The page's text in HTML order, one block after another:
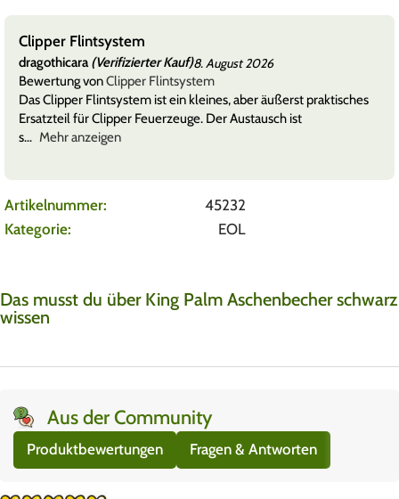
Clipper Flintsystem
dragothicara(Verifizierter Kauf)8. August 2026
Bewertung vonClipper Flintsystem
Das Clipper Flintsystem ist ein kleines, aber äußerst praktisches
Ersatzteil für Clipper Feuerzeuge. Der Austausch ist
s
Mehr anzeigen
Artikelnummer:
45232
Kategorie:
EOL
Das musst du über King Palm Aschenbecher schwarz
wissen
Aus der Community
Produktbewertungen Fragen & Antworten